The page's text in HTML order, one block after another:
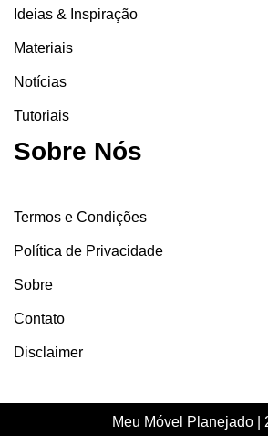
Ideias & Inspiração
Materiais
Notícias
Tutoriais
Sobre Nós
Termos e Condições
Política de Privacidade
Sobre
Contato
Disclaimer
Meu Móvel Planejado |